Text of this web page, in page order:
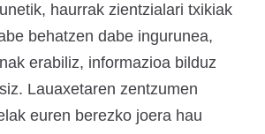
haurrak zientzialari txikiak
behatzen dabe ingurunea,
erabiliz, informazioa bilduz
Lauaxetaren zentzumen
euren berezko joera hau